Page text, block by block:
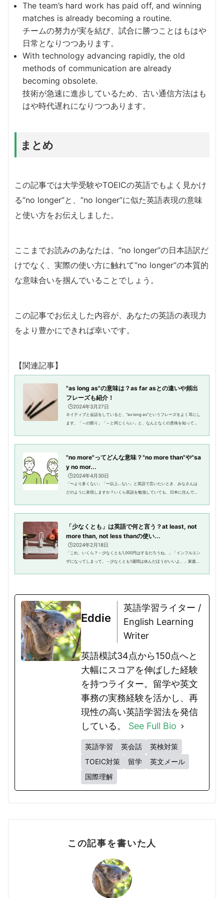
The team’s hard work has paid off, and winning
matches is already becoming a routine.
チームの努力が実を結び、試合に勝つことはもはや
日常となりつつあります。
With technology advancing rapidly, the old
methods of communication are already
becoming obsolete.
技術が急速に進歩しているため、古い通信方法はも
はや時代遅れになりつつあります。
まとめ
この記事では大学受験やTOEICの英語でもよく見かけ
る”no longer”と、”no longer”に似た英語表現の意味
と使い方をお伝えしました。
ここまでお読みのあなたは、”no longer”の日本語訳だ
けでなく、実際の使い方に触れて”no longer”の本質的
な意味合いを掴んでいることでしょう。
この記事でお伝えした内容が、あなたの英語の表現力
をより豊かにできれば幸いです。
【関連記事】
"as long as"の意味は？as far asとの違いや頻出
フレーズも紹介！
🕒️2024年3月27日
ネイティブと会話をしていると、"as long as"というフレーズをよく耳にし
ます。「～の限り」「～と同じくらい」と、なんとなくの意味を知ってい
"no more"ってどんな意味？"no more than"や"sa
y no mor...
🕒️2024年4月30日
「〜より多くない」「〜以上…ない」と英語で言いたいとき、みなさんは
どのように表現しますか？いくら英語を勉強していても、日本に住んでい
「少なくとも」は英語で何と言う？at least, not
more than, not less thanの使い...
🕒️2024年2月18日
「これ、いくら？－少なくとも1,000円はするだろうね。」「インフルエン
ザになってしまって。－少なくとも1週間は休んだほうがいいよ。」家庭や
Eddie
英語学習ライター /
English Learning
Writer
英語模試34点から150点へと
大幅にスコアを伸ばした経験
を持つライター。留学や英文
事務の実務経験を活かし、再
現性の高い英語学習法を発信
している。 See Full Bio
英語学習 英会話
英検対策
TOEIC対策
留学
英文メール
国際理解
この記事を書いた人